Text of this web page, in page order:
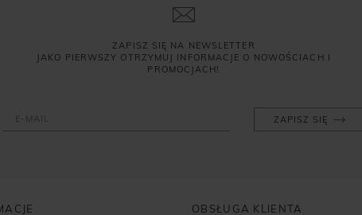
ZAPISZ SIĘ NA NEWSLETTER
JAKO PIERWSZY OTRZYMUJ INFORMACJE O NOWOŚCIACH I
PROMOCJACH!
ZAPISZ SIĘ
OBSŁUGA KLIENTA